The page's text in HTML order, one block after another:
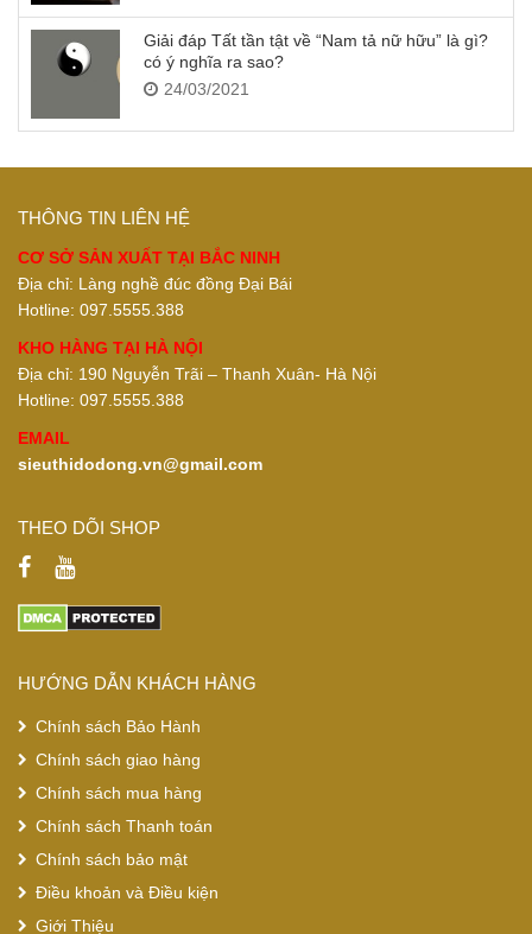
Giải đáp Tất tần tật về “Nam tả nữ hữu” là gì?
có ý nghĩa ra sao?
24/03/2021
THÔNG TIN LIÊN HỆ
CƠ SỞ SẢN XUẤT TẠI BẮC NINH
Địa chỉ: Làng nghề đúc đồng Đại Bái
Hotline: 097.5555.388
KHO HÀNG TẠI HÀ NỘI
Địa chỉ: 190 Nguyễn Trãi – Thanh Xuân- Hà Nội
Hotline: 097.5555.388
EMAIL
sieuthidodong.vn@gmail.com
THEO DÕI SHOP
HƯỚNG DẪN KHÁCH HÀNG
Chính sách Bảo Hành
Chính sách giao hàng
Chính sách mua hàng
Chính sách Thanh toán
Chính sách bảo mật
Điều khoản và Điều kiện
Giới Thiệu